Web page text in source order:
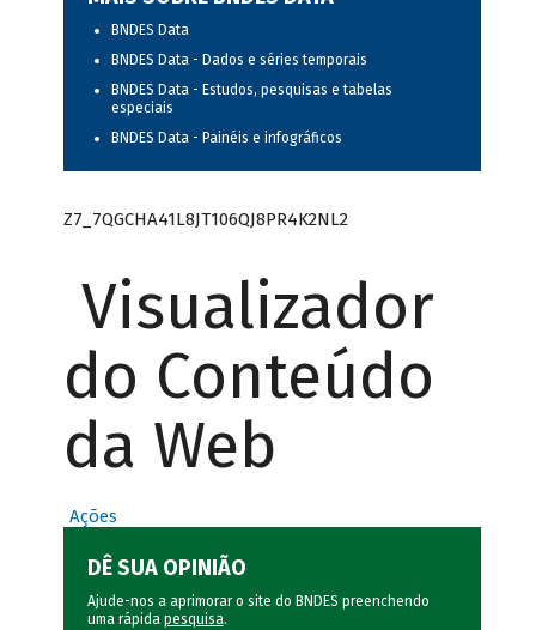
BNDES Data
BNDES Data - Dados e séries temporais
BNDES Data - Estudos, pesquisas e tabelas
especiais
BNDES Data - Painéis e infográficos
Z7_7QGCHA41L8JT106QJ8PR4K2NL2
Visualizador
do Conteúdo
da Web
Ações
DÊ SUA OPINIÃO
Ajude-nos a aprimorar o site do BNDES preenchendo
uma rápida pesquisa.